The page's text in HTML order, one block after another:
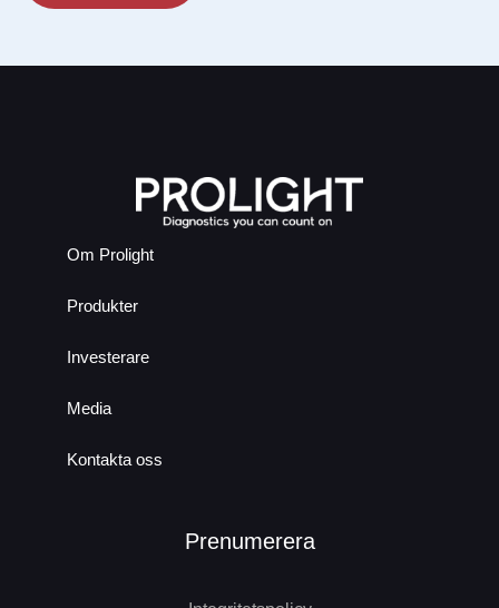
Om Prolight
Produkter
Investerare
Media
Kontakta oss
Prenumerera